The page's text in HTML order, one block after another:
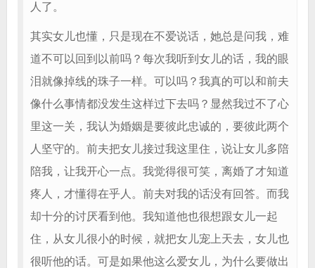
人了。
其实女儿也懂，只是现在不爱说话，她总是问我，难
道不可以回到以前吗？每次我听到女儿的话，我的眼
泪就像掉线的珠子一样。可以吗？我真的可以和前夫
像什么事情都没发生这样过下去吗？显然我过不了心
里这一关，我认为婚姻是要彼此忠诚的，要彼此两个
人坚守的。前夫把女儿接过我这里住，说让女儿多陪
陪我，让我开心一点。我觉得很可笑，离婚了才知道
疼人，才懂得在乎人。前夫对我的话没有回答。而我
却十分的讨厌看到他。我知道他也很想跟女儿一起
住，从女儿很小的时候，就把女儿宠上天去，女儿也
很听他的话。可是如果他这么爱女儿，为什么要做出